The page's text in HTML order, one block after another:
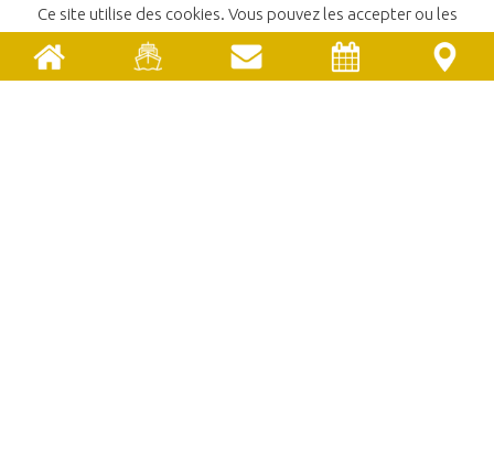
Relevé de décisions
Ce site utilise des cookies. Vous pouvez les accepter ou les
ACCEPTER REFUSER En savoir plus